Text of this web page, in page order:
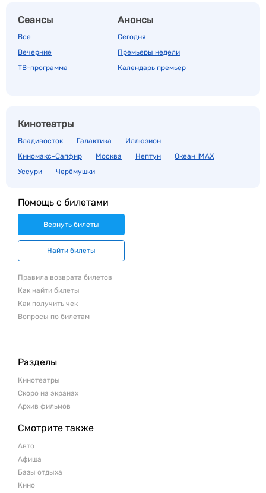
Сеансы
Все
Вечерние
ТВ-программа
Анонсы
Сегодня
Премьеры недели
Календарь премьер
Кинотеатры
Владивосток Галактика
Иллюзион
Киномакс-Сапфир
Москва Нептун
Океан IMAX
Уссури
Черёмушки
Помощь с билетами
Вернуть билеты
Найти билеты
Правила возврата билетов
Как найти билеты
Как получить чек
Вопросы по билетам
Разделы
Кинотеатры
Скоро на экранах
Архив фильмов
Смотрите также
Авто
Афиша
Базы отдыха
Кино